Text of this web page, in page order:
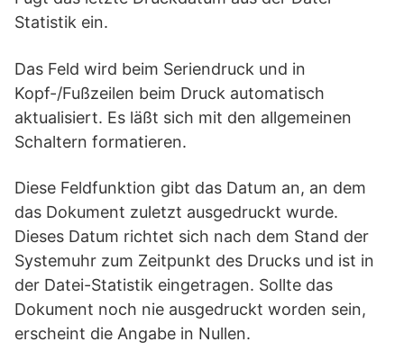
Statistik ein.
Das Feld wird beim Seriendruck und in
Kopf-/Fußzeilen beim Druck automatisch
aktualisiert. Es läßt sich mit den allgemeinen
Schaltern formatieren.
Diese Feldfunktion gibt das Datum an, an dem
das Dokument zuletzt ausgedruckt wurde.
Dieses Datum richtet sich nach dem Stand der
Systemuhr zum Zeitpunkt des Drucks und ist in
der Datei-Statistik eingetragen. Sollte das
Dokument noch nie ausgedruckt worden sein,
erscheint die Angabe in Nullen.